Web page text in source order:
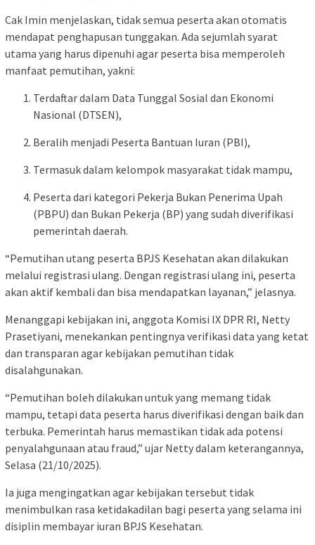
Cak Imin menjelaskan, tidak semua peserta akan otomatis
mendapat penghapusan tunggakan. Ada sejumlah syarat
utama yang harus dipenuhi agar peserta bisa memperoleh
manfaat pemutihan, yakni:
Terdaftar dalam Data Tunggal Sosial dan Ekonomi
Nasional (DTSEN),
Beralih menjadi Peserta Bantuan Iuran (PBI),
Termasuk dalam kelompok masyarakat tidak mampu,
Peserta dari kategori Pekerja Bukan Penerima Upah
(PBPU) dan Bukan Pekerja (BP) yang sudah diverifikasi
pemerintah daerah.
“Pemutihan utang peserta BPJS Kesehatan akan dilakukan
melalui registrasi ulang. Dengan registrasi ulang ini, peserta
akan aktif kembali dan bisa mendapatkan layanan,” jelasnya.
Menanggapi kebijakan ini, anggota Komisi IX DPR RI, Netty
Prasetiyani, menekankan pentingnya verifikasi data yang ketat
dan transparan agar kebijakan pemutihan tidak
disalahgunakan.
“Pemutihan boleh dilakukan untuk yang memang tidak
mampu, tetapi data peserta harus diverifikasi dengan baik dan
terbuka. Pemerintah harus memastikan tidak ada potensi
penyalahgunaan atau fraud,” ujar Netty dalam keterangannya,
Selasa (21/10/2025).
Ia juga mengingatkan agar kebijakan tersebut tidak
menimbulkan rasa ketidakadilan bagi peserta yang selama ini
disiplin membayar iuran BPJS Kesehatan.